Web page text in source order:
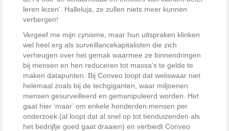
leren lezen’. Halleluja, ze zullen niets meer kunnen
verbergen!
Vergeef me mijn cynisme, maar hun uitspraken klinken
wel heel erg als surveillancekapitalisten die zich
verheugen over het gemak waarmee ze binnendringen
bij mensen en hen reduceren tot massa’s te gelde te
maken datapunten. Bij Conveo loopt dat weliswaar niet
helemaal zoals bij de techgiganten, waar miljoenen
mensen gesurveilleerd en gemanipuleerd worden. Het
gaat hier ‘maar’ om enkele honderden mensen per
onderzoek (al loopt dat al snel op tot tienduizenden als
het bedrijfje goed gaat draaien) en verbiedt Conveo